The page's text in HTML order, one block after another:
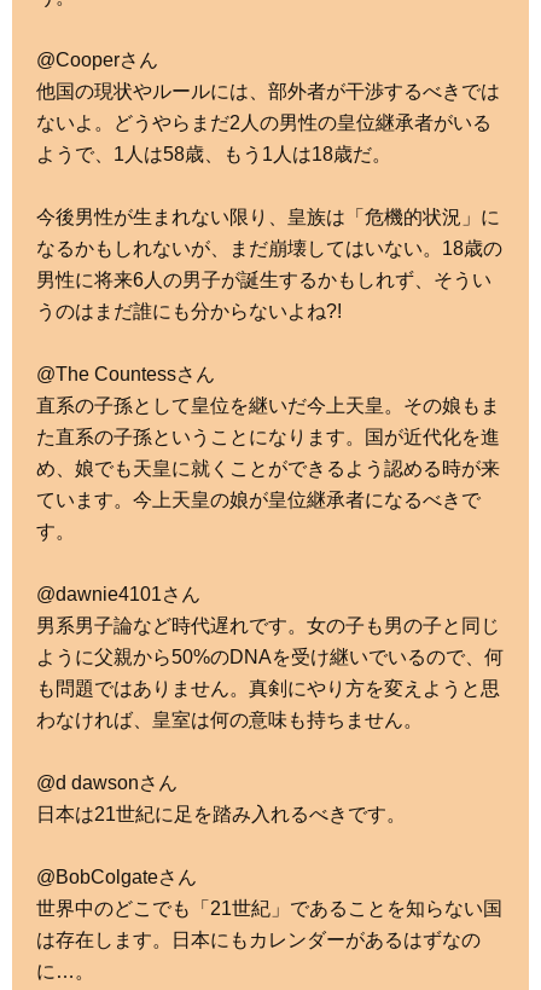
@Cooperさん
他国の現状やルールには、部外者が干渉するべきでは
ないよ。どうやらまだ2人の男性の皇位継承者がいる
ようで、1人は58歳、もう1人は18歳だ。
今後男性が生まれない限り、皇族は「危機的状況」に
なるかもしれないが、まだ崩壊してはいない。18歳の
男性に将来6人の男子が誕生するかもしれず、そうい
うのはまだ誰にも分からないよね?!
@The Countessさん
直系の子孫として皇位を継いだ今上天皇。その娘もま
た直系の子孫ということになります。国が近代化を進
め、娘でも天皇に就くことができるよう認める時が来
ています。今上天皇の娘が皇位継承者になるべきで
す。
@dawnie4101さん
男系男子論など時代遅れです。女の子も男の子と同じ
ように父親から50%のDNAを受け継いでいるので、何
も問題ではありません。真剣にやり方を変えようと思
わなければ、皇室は何の意味も持ちません。
@d dawsonさん
日本は21世紀に足を踏み入れるべきです。
@BobColgateさん
世界中のどこでも「21世紀」であることを知らない国
は存在します。日本にもカレンダーがあるはずなの
に…。